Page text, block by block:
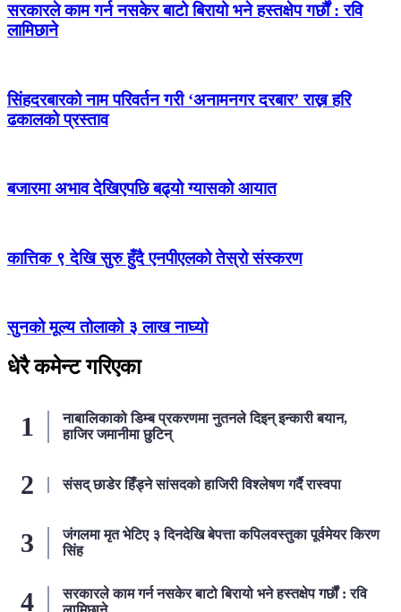
सरकारले काम गर्न नसकेर बाटो बिरायो भने हस्तक्षेप गर्छौं : रवि
लामिछाने
सिंहदरबारको नाम परिवर्तन गरी ‘अनामनगर दरबार’ राख्न हरि
ढकालको प्रस्ताव
बजारमा अभाव देखिएपछि बढ्यो ग्यासको आयात
कात्तिक ९ देखि सुरु हुँदै एनपीएलको तेस्रो संस्करण
सुनको मूल्य तोलाको ३ लाख नाघ्यो
धेरै कमेन्ट गरिएका
नाबालिकाको डिम्ब प्रकरणमा नुतनले दिइन् इन्कारी बयान,
हाजिर जमानीमा छुटिन्
संसद् छाडेर हिँड्ने सांसदको हाजिरी विश्लेषण गर्दै रास्वपा
जंगलमा मृत भेटिए ३ दिनदेखि बेपत्ता कपिलवस्तुका पूर्वमेयर किरण
सिंह
सरकारले काम गर्न नसकेर बाटो बिरायो भने हस्तक्षेप गर्छौं : रवि